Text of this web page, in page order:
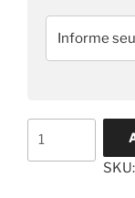
SKU: